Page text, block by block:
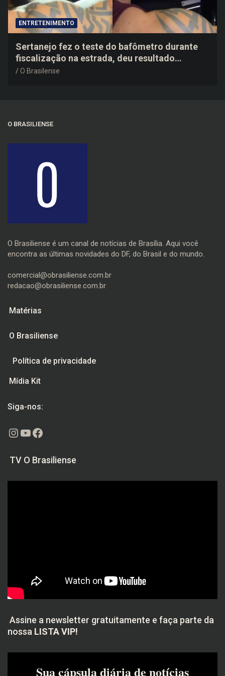
ENTRETENIMENTO
Sertanejo fez o teste do bafômetro durante
fiscalização na estrada, deu resultado
negativo e elogiou o trabalho dos agentes de
O Brasilense
O BRASILIENSE
O Brasiliense é um canal de notícias de Brasília. Aqui você
encontra as últimas novidades do DF, do Brasil e do mundo.
comercial@obrasiliense.com.br
redacao@obrasiliense.com.br
Matérias
O Brasiliense
Política de privacidade
Mídia Kit
Siga-nos:
Instagram
Youtube
Facebook
TV O Brasiliense
Assine a newsletter gratuitamente e faça parte da
nossa LISTA VIP!
Sua cápsula diária de notícias